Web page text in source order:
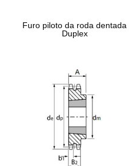
Furo piloto da roda dentada
Duplex